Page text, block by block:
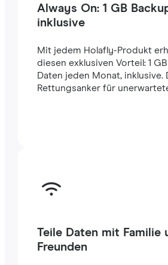
Always On: 1 GB
inklusive
Mit jedem Holafly-Produkt
diesen exklusiven Vorteil: 1
Daten jeden Monat, inklusive.
Rettungsanker für
Teile Daten mit Familie
Freunden